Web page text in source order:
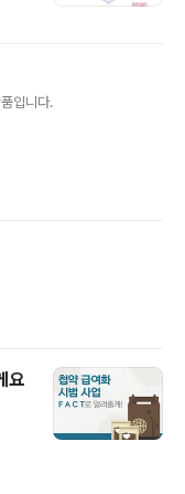
입니다.
요